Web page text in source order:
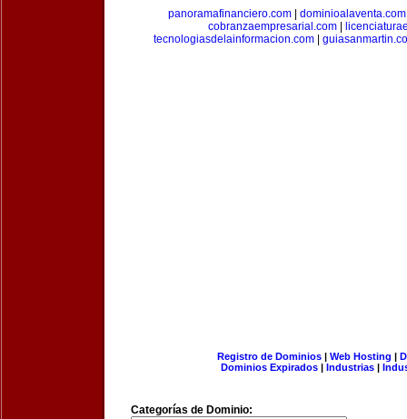
panoramafinanciero.com
dominioalaventa.com
cobranzaempresarial.com
tecnologiasdelainformacion.com|
Registro de Dominios| Web Hosting |
Dominios Expirados | Industrias |
Categorías de Dominio: